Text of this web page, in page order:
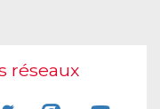
réseaux